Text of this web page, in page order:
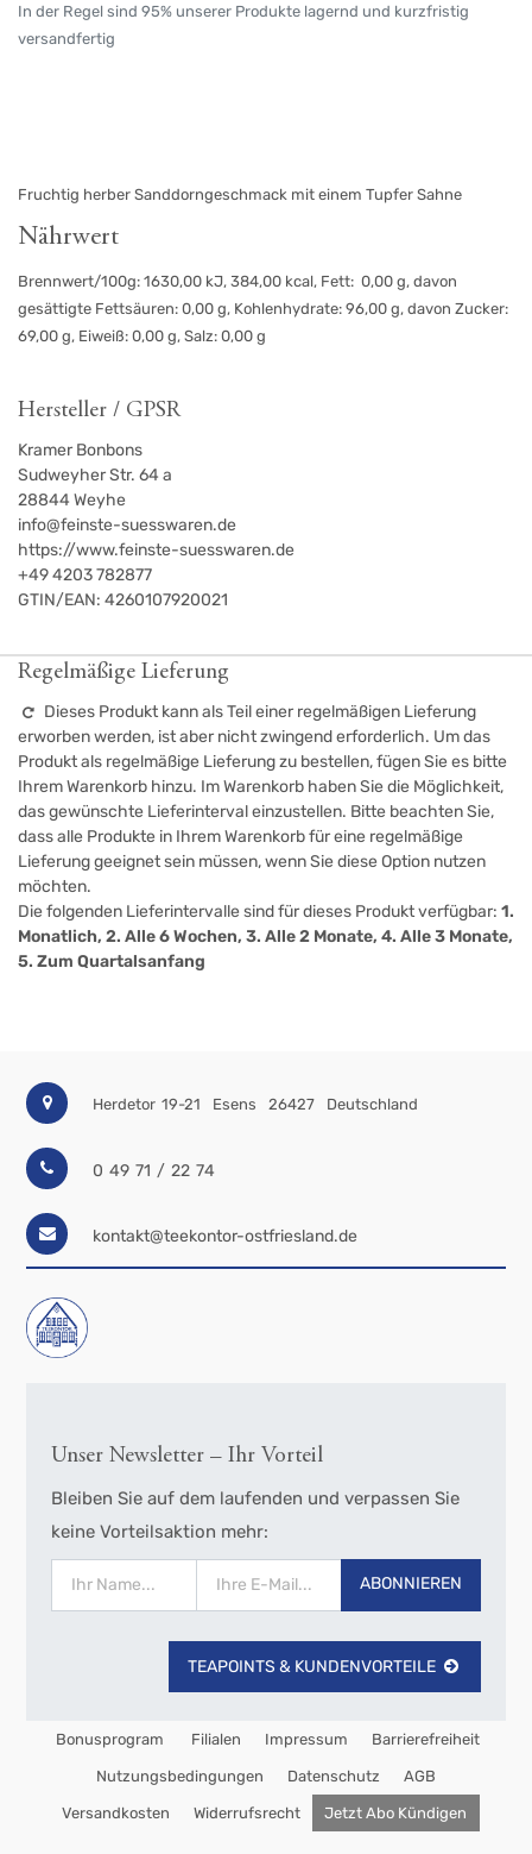
In der Regel sind 95% unserer Produkte lagernd und kurzfristig
versandfertig
Fruchtig herber Sanddorngeschmack mit einem Tupfer Sahne
Nährwert
Brennwert/100g: 1630,00 kJ, 384,00 kcal, Fett: 0,00 g, davon
gesättigte Fettsäuren: 0,00 g, Kohlenhydrate: 96,00 g, davon Zucker:
69,00 g, Eiweiß: 0,00 g, Salz: 0,00 g
Hersteller / GPSR
Kramer Bonbons
Sudweyher Str. 64 a
28844 Weyhe
info@feinste-suesswaren.de
https://www.feinste-suesswaren.de
+49 4203 782877
GTIN/EAN: 4260107920021
Regelmäßige Lieferung
Dieses Produkt kann als Teil einer regelmäßigen Lieferung
erworben werden, ist aber nicht zwingend erforderlich. Um das
Produkt als regelmäßige Lieferung zu bestellen, fügen Sie es bitte
Ihrem Warenkorb hinzu. Im Warenkorb haben Sie die Möglichkeit,
das gewünschte Lieferinterval einzustellen. Bitte beachten Sie,
dass alle Produkte in Ihrem Warenkorb für eine regelmäßige
Lieferung geeignet sein müssen, wenn Sie diese Option nutzen
möchten.
Die folgenden Lieferintervalle sind für dieses Produkt verfügbar: 1.
Monatlich, 2. Alle 6 Wochen, 3. Alle 2 Monate, 4. Alle 3 Monate,
5. Zum Quartalsanfang
Herdetor 19-21 Esens 26427 Deutschland
0 49 71 / 22 74
kontakt@teekontor-ostfriesland.de
Unser Newsletter – Ihr Vorteil
Bleiben Sie auf dem laufenden und verpassen Sie
keine Vorteilsaktion mehr:
ABONNIEREN
TEAPOINTS & KUNDENVORTEILE
Bonusprogram Filialen Impressum Barrierefreiheit
Nutzungsbedingungen Datenschutz AGB
Versandkosten Widerrufsrecht Jetzt Abo Kündigen